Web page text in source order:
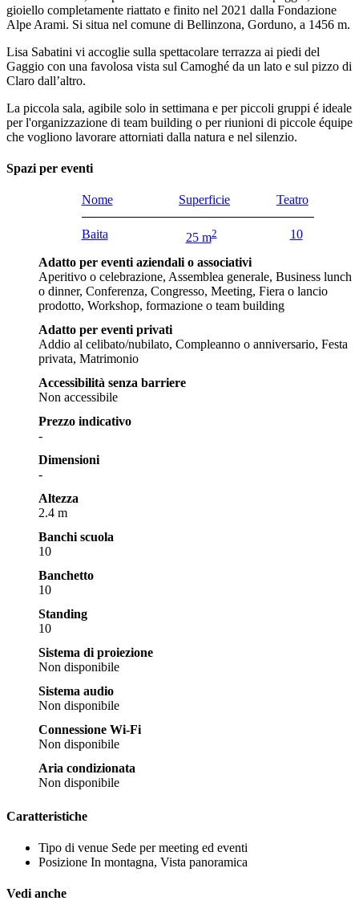
gioiello completamente riattato e finito nel 2021 dalla Fondazione
Alpe Arami. Si situa nel comune di Bellinzona, Gorduno, a 1456 m.
Lisa Sabatini vi accoglie sulla spettacolare terrazza ai piedi del
Gaggio con una favolosa vista sul Camoghé da un lato e sul pizzo di
Claro dall’altro.
La piccola sala, agibile solo in settimana e per piccoli gruppi é ideale
per l'organizzazione di team building o per riunioni di piccole équipe
che vogliono lavorare attorniati dalla natura e nel silenzio.
Spazi per eventi
Nome Superficie Teatro
Baita 25 m2 10
Adatto per eventi aziendali o associativi
Aperitivo o celebrazione, Assemblea generale, Business lunch
o dinner, Conferenza, Congresso, Meeting, Fiera o lancio
prodotto, Workshop, formazione o team building
Adatto per eventi privati
Addio al celibato/nubilato, Compleanno o anniversario, Festa
privata, Matrimonio
Accessibilità senza barriere
Non accessibile
Prezzo indicativo
-
Dimensioni
-
Altezza
2.4 m
Banchi scuola
10
Banchetto
10
Standing
10
Sistema di proiezione
Non disponibile
Sistema audio
Non disponibile
Connessione Wi-Fi
Non disponibile
Aria condizionata
Non disponibile
Caratteristiche
Tipo di venue Sede per meeting ed eventi
Posizione In montagna, Vista panoramica
Vedi anche